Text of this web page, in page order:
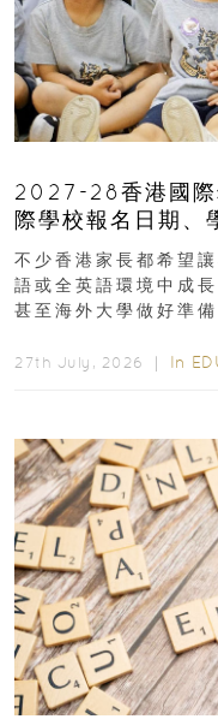
2027-28香港國際
際學校報名日期、
不少香港家長都希望
語或全英語環境中成
甚至海外大學做好準
27th July, 2026 ｜ In